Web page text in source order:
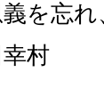
義を忘
村